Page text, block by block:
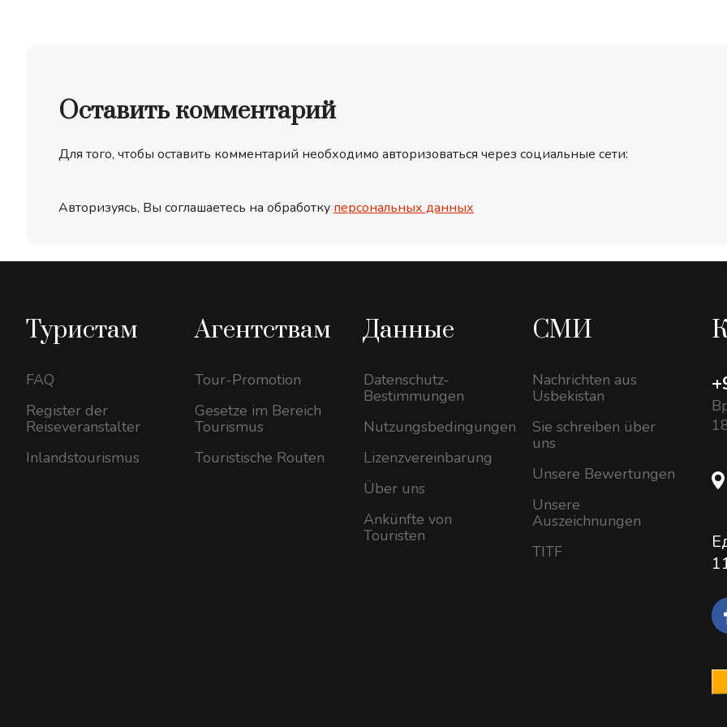
Оставить комментарий
Для того, чтобы оставить комментарий необходимо авторизоваться через социальные сети:
Авторизуясь, Вы соглашаетесь на обработку персональных данных
Туристам
FAQ
Register der
Reiseveranstalter
Inlandstourismus
Агентствам
Tour-Promotion
Gesetze im Bereich
Tourismus
Touristische Routen
Данные
Datenschutz-
Bestimmungen
Nutzungsbedingungen
Lizenzvereinbarung
Über uns
Ankünfte von
Touristen
СМИ
Nachrichten aus
Usbekistan
Sie schreiben über
uns
Unsere Bewertungen
Unsere
Auszeichnungen
TITF